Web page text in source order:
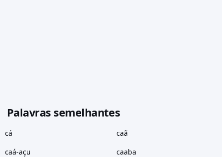
Palavras semelhantes
cá caã
caá-açu caaba